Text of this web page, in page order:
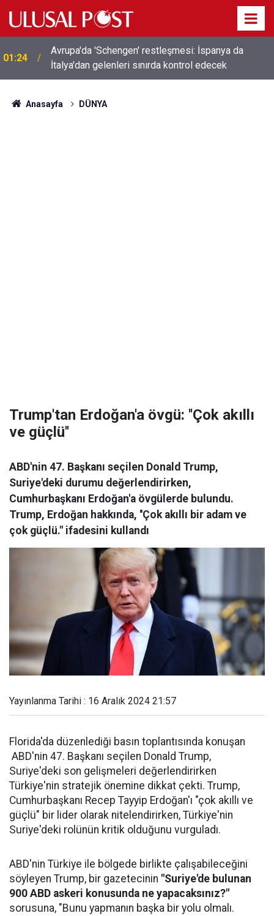
01:24
Avrupa'da 'Schengen' restleşmesi: İspanya da
İtalya'dan gelenleri sınırda kontrol edecek
Anasayfa DÜNYA
Trump'tan Erdoğan'a övgü: ''Çok akıllı
ve güçlü''
ABD'nin 47. Başkanı seçilen Donald Trump​​​​​​​,
Suriye'deki durumu değerlendirirken,
Cumhurbaşkanı Erdoğan'a övgülerde bulundu.
Trump, Erdoğan hakkında, ''Çok akıllı bir adam ve
çok güçlü." ifadesini kullandı
Yayınlanma Tarihi : 16 Aralık 2024 21:57
Florida'da düzenlediği basın toplantısında konuşan
ABD'nin 47. Başkanı seçilen Donald Trump,
Suriye'deki son gelişmeleri değerlendirirken
Türkiye'nin stratejik önemine dikkat çekti. Trump,
Cumhurbaşkanı Recep Tayyip Erdoğan'ı "çok akıllı ve
güçlü" bir lider olarak nitelendirirken, Türkiye'nin
Suriye'deki rolünün kritik olduğunu vurguladı.
ABD'nin Türkiye ile bölgede birlikte çalışabileceğini
söyleyen Trump, bir gazetecinin "Suriye'de bulunan
900 ABD askeri konusunda ne yapacaksınız?"
sorusuna, "Bunu yapmanın başka bir yolu olmalı.